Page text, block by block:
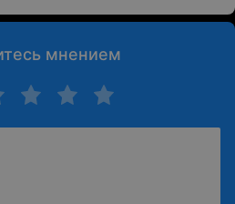
что обязательна
рекламируемые
побочные реакции.
мнением